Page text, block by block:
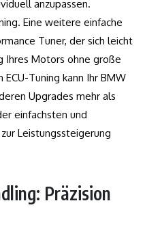
anzupassen.
Eine weitere einfache
Tuner, der sich leicht
Ihres Motors ohne große
Tuning kann Ihr BMW
Upgrades mehr als
einfachsten und
Leistungssteigerung
Präzision